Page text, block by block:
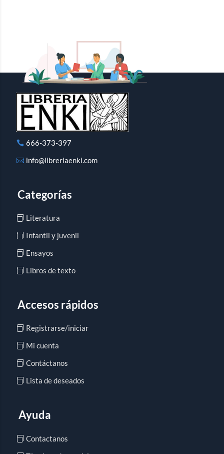
666-373-397
info@libreriaenki.com
Categorías
Literatura
Infantil y juvenil
Ensayos
Libros de texto
Accesos rápidos
Registrarse/iniciar
Mi cuenta
Contáctanos
Lista de deseados
Ayuda
Contactanos